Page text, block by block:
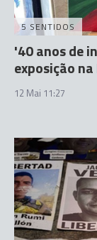
5 SENTIDOS
'40 anos de
exposição
12 Mai 11:27